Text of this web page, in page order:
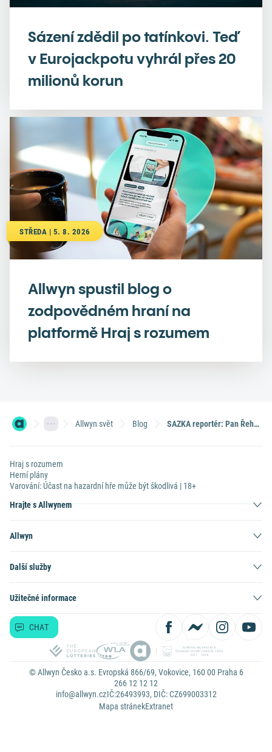
Sázení zdědil po tatínkovi. Teď
v Eurojackpotu vyhrál přes 20
milionů korun
STŘEDA | 5. 8. 2026
Allwyn spustil blog o
zodpovědném hraní na
platformě Hraj s rozumem
Allwyn svět Blog SAZKA reportér: Pan Řehák loví šťastné stírací losy na poště
Hraj s rozumem
Herní plány
Varování: Účast na hazardní hře může být škodlivá | 18+
Hrajte s Allwynem
Allwyn
Další služby
Užitečné informace
CHAT
© Allwyn Česko a.s. Evropská 866/69, Vokovice, 160 00 Praha 6
266 12 12 12
info@allwyn.czIČ:26493993, DIČ: CZ699003312
Mapa stránekExtranet